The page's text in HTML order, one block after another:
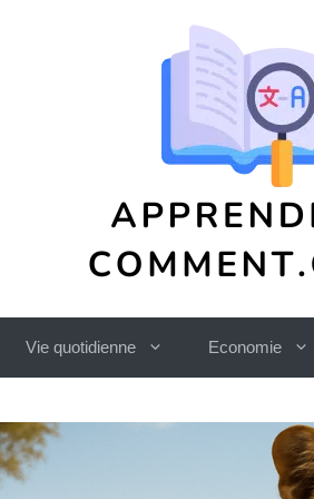
Vie quotidienne Economie